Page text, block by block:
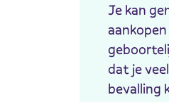
Je kan
dat je
bevalling